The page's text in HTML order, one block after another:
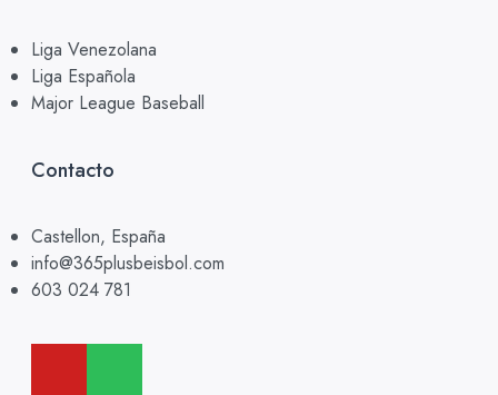
Liga Venezolana
Liga Española
Major League Baseball
Contacto
Castellon, España
info@365plusbeisbol.com
603 024 781